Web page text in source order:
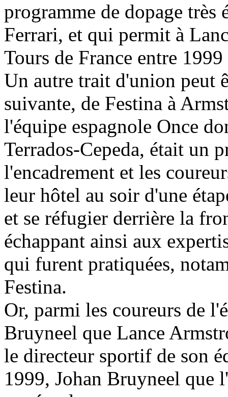
programme de dopage très
Ferrari, et qui permit à
Tours de France entre
Un autre trait d'union peut
suivante, de Festina à
l'équipe espagnole Once
Terrados-Cepeda, était un
l'encadrement et les
leur hôtel au soir d'une
et se réfugier derrière la
échappant ainsi aux
qui furent pratiquées,
Festina.
Or, parmi les coureurs de
Bruyneel que Lance
le directeur sportif de son
1999, Johan Bruyneel que